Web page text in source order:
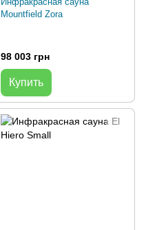
Mountfield Zora
98 003 грн
Купить